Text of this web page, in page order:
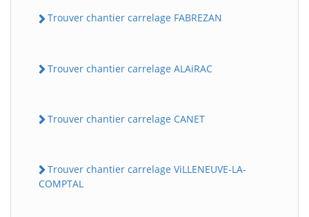
Trouver chantier carrelage FABREZAN
Trouver chantier carrelage ALAiRAC
Trouver chantier carrelage CANET
Trouver chantier carrelage ViLLENEUVE-LA-
COMPTAL